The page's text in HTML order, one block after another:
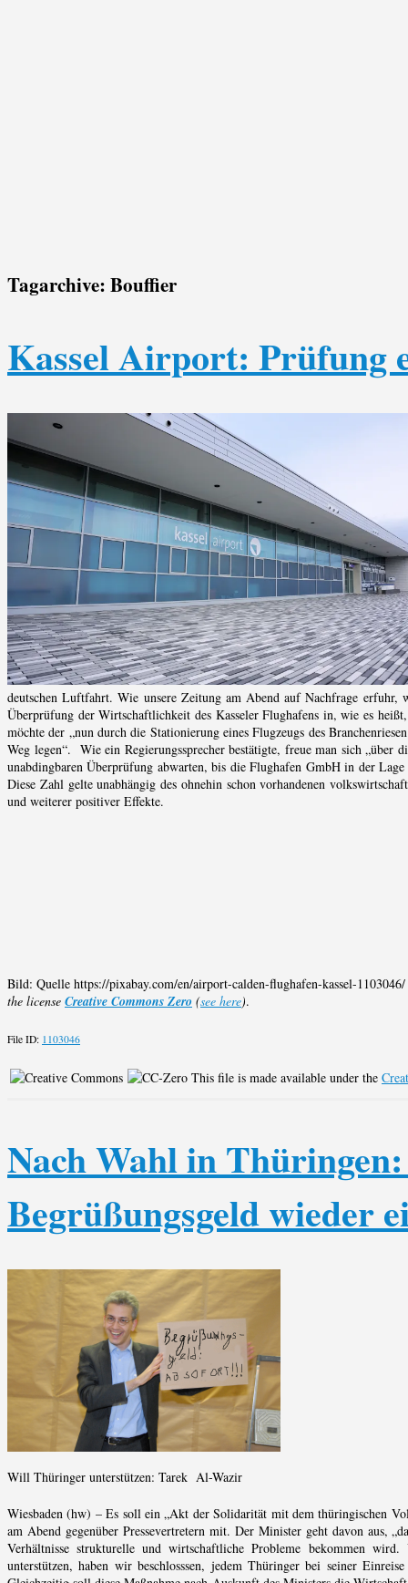
Tagarchive: Bouffier
Kassel Airport: Prüfung
deutschen Luftfahrt. Wie unsere Zeitung am Abend auf Nachfrage
Überprüfung der Wirtschaftlichkeit des Kasseler Flughafens in, wie es
möchte der „nun durch die Stationierung eines Flugzeugs des
Weg legen“. Wie ein Regierungssprecher bestätigte, freue man sich „über
unabdingbaren Überprüfung abwarten, bis die Flughafen GmbH in der
Diese Zahl gelte unabhängig des ohnehin schon vorhandenen
und weiterer positiver Effekte.
Bild: Quelle https://pixabay.com/en/airport-calden-flughafen-kassel-
the license Creative Commons Zero (see here).
File ID: 1103046
This file is made available under the
Nach Wahl in
Begrüßungsgeld wieder
Will Thüringer unterstützen: Tarek Al-Wazir
Wiesbaden (hw) – Es soll ein „Akt der Solidarität mit dem thüringischen
am Abend gegenüber Pressevertretern mit. Der Minister geht davon aus,
Verhältnisse strukturelle und wirtschaftliche Probleme bekommen
unterstützen, haben wir beschlosssen, jedem Thüringer bei seiner